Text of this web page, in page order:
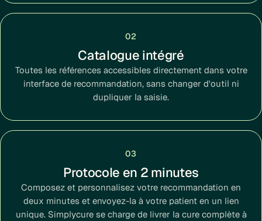
02
Catalogue intégré
Toutes les références accessibles directement dans votre
interface de recommandation, sans changer d'outil ni
dupliquer la saisie.
03
Protocole en 2 minutes
Composez et personnalisez votre recommandation en
deux minutes et envoyez-la à votre patient en un lien
unique. Simplycure se charge de livrer la cure complète à